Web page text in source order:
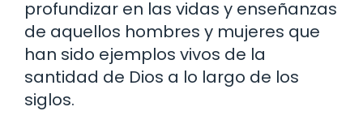
profundizar en las vidas y enseñanzas
de aquellos hombres y mujeres que
han sido ejemplos vivos de la
santidad de Dios a lo largo de los
siglos.